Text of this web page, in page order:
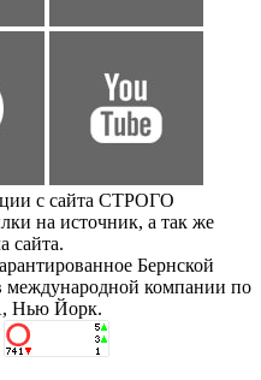
с сайта СТРОГО
на источник, а так же
сайта.
Бернской
международной компании по
Нью Йорк.